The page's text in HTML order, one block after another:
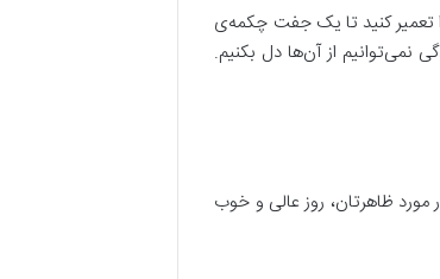
تعمیر کنید تا یک جفت چکمه‌ی
از آن‌ها دل بکنیم.
ظاهرتان، روز عالی و خوب